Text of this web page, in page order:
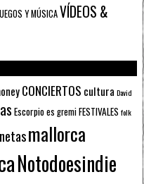
Y MÚSICAVÍDEOS &
CONCIERTOS cultura David
Escorpioes gremiFESTIVALES folk
mallorca
Notodoesindie